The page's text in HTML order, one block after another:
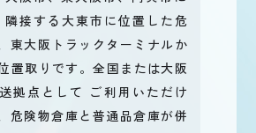
隣接する大東市に位置した危
東大阪トラックターミナルか
置取りです。全国または大阪
拠点として ご利用いただけ
危険物倉庫と普通品倉庫が併